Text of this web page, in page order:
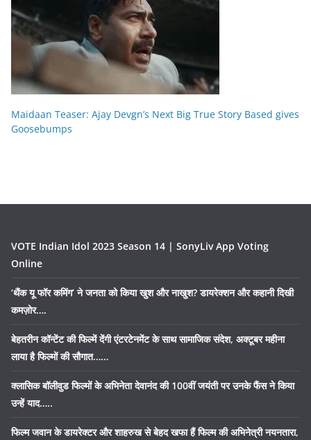
Maidaan Teaser: Ajay Devgn’s Next Big True Story Based gives
Goosebumps
VOTE Indian Idol 2023 Season 14 | SonyLiv App Voting
Online
‘थैंक यू फॉर कमिंग’ ने जनता को किया खुश और नाखुश? डायरेक्शन और कहानी दिखी
कमज़ोर….
बेहतरीन कॉन्टेंट की फिल्में देंगी एंटरटेनमेंट के साथ सामाजिक संदेश, अक्टूबर महीना
लाया है फिल्मों की सौगात……
क्लासिक बॉलीवुड फिल्मों के अभिनेता देवानंद की 100वीं जयंती पर उनके फैंस ने किया
उन्हें याद…..
फिल्म जवान के डायरेक्टर और शाहरुख से बेहद खफा हैं फिल्म की अभिनेत्री नयनतारा,